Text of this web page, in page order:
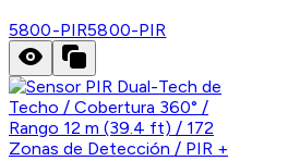
5800-PIR5800-PIR